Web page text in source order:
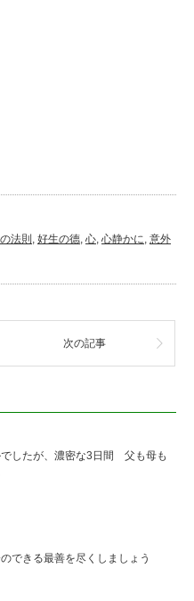
法則 , 好生の德, 心, 心静かに, 意外
次の記事
したが、濃密な3日間 父も母も
できる最善を尽くしましょう